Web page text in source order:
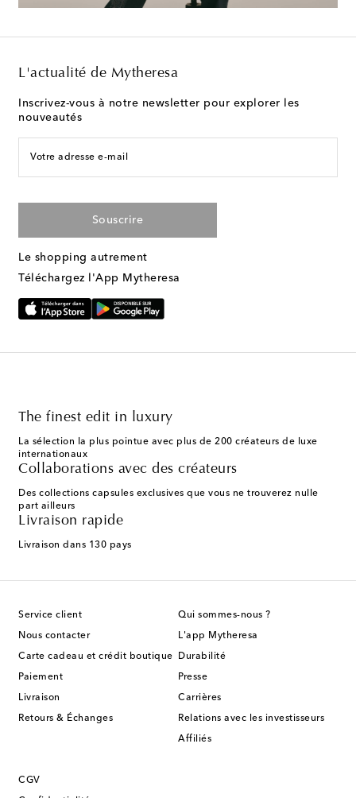
L'actualité de Mytheresa
Inscrivez-vous à notre newsletter pour explorer les
nouveautés
Votre adresse e-mail
Souscrire
Le shopping autrement
Téléchargez l'App Mytheresa
The finest edit in luxury
La sélection la plus pointue avec plus de 200 créateurs de luxe
internationaux
Collaborations avec des créateurs
Des collections capsules exclusives que vous ne trouverez nulle
part ailleurs
Livraison rapide
Livraison dans 130 pays
Service client
Nous contacter
Carte cadeau et crédit boutique
Paiement
Livraison
Retours & Échanges
Qui sommes-nous ?
L'app Mytheresa
Durabilité
Presse
Carrières
Relations avec les investisseurs
Affiliés
CGV